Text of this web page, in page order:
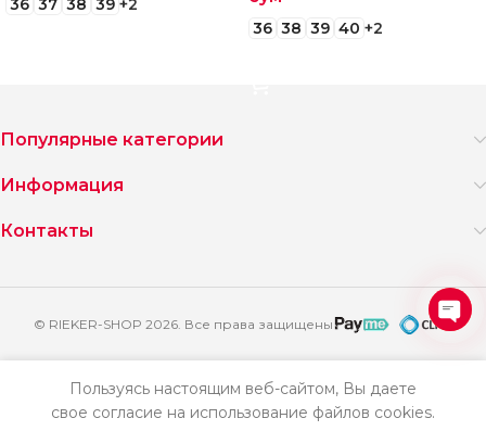
36 37 38 39 +2
36 38 39 40 +2
Популярные категории
Информация
Контакты
© RIEKER-SHOP 2026. Все права защищены
Пользуясь настоящим веб-сайтом, Вы даете
свое согласие на использование файлов cookies.
Кроссовки
женские
000
Добавить Купить